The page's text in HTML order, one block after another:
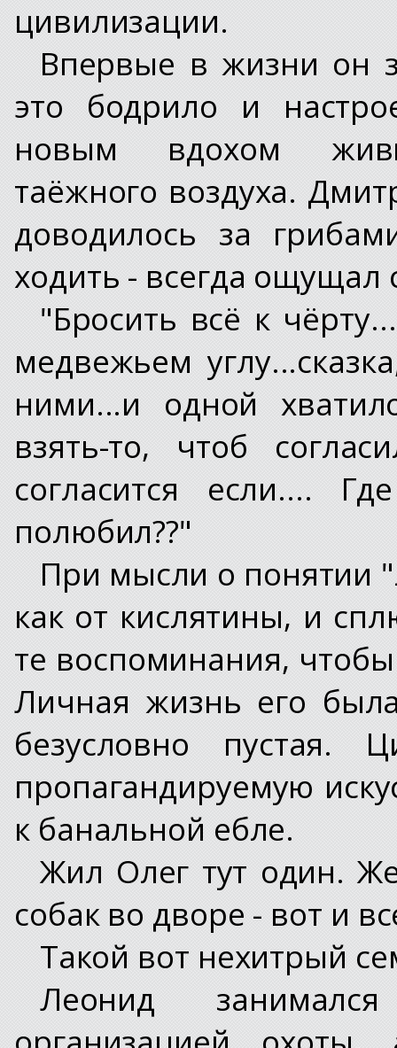
цивилизации.
Впервые в жизни он
это бодрило и
новым вдохом
таёжного воздуха.
доводилось за
ходить - всегда ощущал
"Бросить всё к
медвежьем
ними...и одной
взять-то, чтоб
согласится если....
полюбил??"
При мысли о понятии
как от кислятины, и
те воспоминания,
Личная жизнь его
безусловно пустая.
пропагандируемую
к банальной ебле.
Жил Олег тут один.
собак во дворе - вот и
Такой вот нехитрый
Леонид